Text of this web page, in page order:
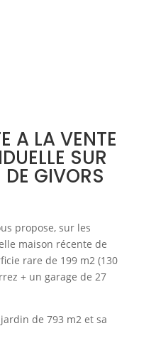
A LA VENTE
SUR
DE GIVORS
propose, sur les
maison récente de
rare de 199 m2 (130
+ un garage de 27
de 793 m2 et sa